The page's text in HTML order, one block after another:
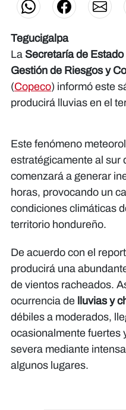
Tegucigalpa
La Secretaría de
Gestión de Riesgos y
(Copeco) informó este
producirá lluvias en el
Este fenómeno
estratégicamente al sur
comenzará a generar
horas, provocando un
condiciones climáticas
territorio hondureño.
De acuerdo con el
producirá una
de vientos racheados.
ocurrencia de lluvias y
débiles a moderados,
ocasionalmente fuertes
severa mediante
algunos lugares.